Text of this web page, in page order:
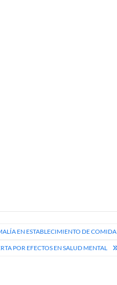
EN ESTABLECIMIENTO DE COMIDA
POR EFECTOS EN SALUD MENTAL